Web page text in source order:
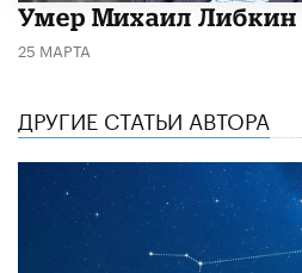
​Умер Михаил Либкин
25 МАРТА
ДРУГИЕ СТАТЬИ АВТОРА